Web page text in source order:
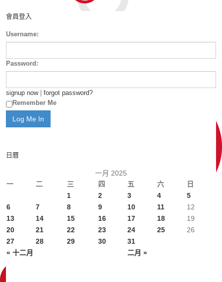
會員登入
Username:
Password:
signup now| forgot password?
Remember Me
日曆
一月 2025
一
二 三 四 五 六 日
« 十二月 二月 »
1 2 3 4
5
6
7 8 9 10 11
12
13
14 15 16 17 18
19
20
21 22 23 24 25
26
27
28 29 30 31